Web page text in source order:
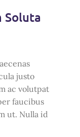
Soluta
justo
ac volutpat
faucibus
ut. Nulla id